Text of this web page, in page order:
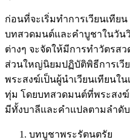
ก่อนที่จะเริ่มทำการเวียนเที
บทสวดมนต์และคำบูชาในวัน
ต่างๆ จะจัดให้มีการทำวัตรส
ส่วนใหญ่นิยมปฏิบัติพิธีการเวี
พระสงฆ์เป็นผู้นำเวียนเทียนใ
ทุ่ม โดยบทสวดมนต์ที่พระสงฆ์
มีทั้งบาลีและคำแปลตามลำดั
บทบูชาพระรัตนตรัย